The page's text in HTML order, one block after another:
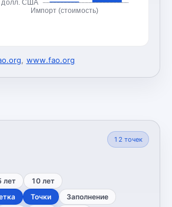
долл. США
Импорт (стоимость)
, www.fao.org
12 точек
лет 10 лет
Точки Заполнение